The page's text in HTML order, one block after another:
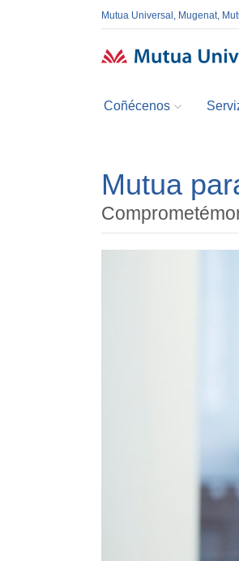
Mutua Universal, Mugenat,
Coñécenos
Mutua